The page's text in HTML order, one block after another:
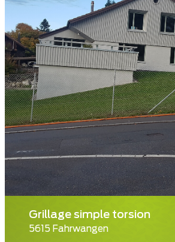
Grillage simple torsion
5615 Fahrwangen